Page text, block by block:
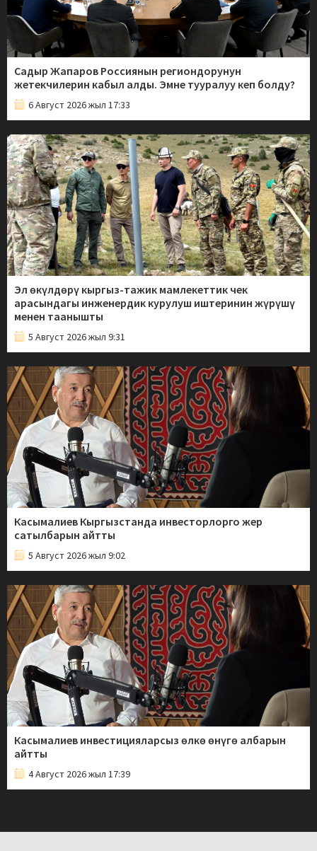
Садыр Жапаров Россиянын региондорунун
жетекчилерин кабыл алды. Эмне тууралуу кеп болду?
6 Август 2026 жыл 17:33
Эл өкүлдөрү кыргыз-тажик мамлекеттик чек
арасындагы инженердик курулуш иштеринин жүрүшү
менен таанышты
5 Август 2026 жыл 9:31
Касымалиев Кыргызстанда инвесторлорго жер
сатылбарын айтты
5 Август 2026 жыл 9:02
Касымалиев инвестицияларсыз өлкө өнүгө албарын
айтты
4 Август 2026 жыл 17:39